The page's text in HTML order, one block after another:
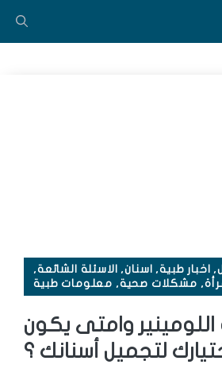
, اخبار طبية, اسنان, الاسئلة الشائعة,
, مشكلات صحية, معلومات طبية
اللومينير وامتى يكون
لتجميل أسنانك ؟